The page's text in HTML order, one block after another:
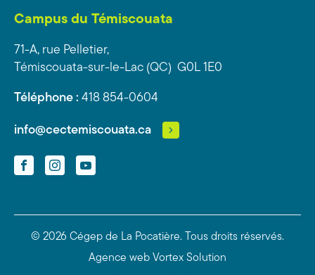
Campus du Témiscouata
71-A, rue Pelletier,
Témiscouata-sur-le-Lac (QC) G0L 1E0
Téléphone : 418 854-0604
info@cectemiscouata.ca
FacebookInstagramYouTube
© 2026 Cégep de La Pocatière.
Tous droits réservés.
Agence web Vortex Solution